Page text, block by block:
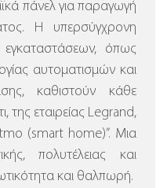
πάνελ για παραγωγή
Η υπερσύγχρονη
εγκαταστάσεων, όπως
αυτοματισμών και
καθιστούν κάθε
της εταιρείας Legrand,
(smart home)”. Μια
πολυτέλειας και
και θαλπωρή.